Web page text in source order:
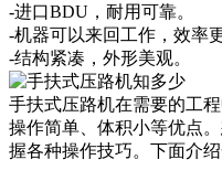
-进口BDU，耐用可靠。
-机器可以来回工作，效率
-结构紧凑，外形美观。
手扶式压路机在需要的工
操作简单、体积小等优点
握各种操作技巧。下面介